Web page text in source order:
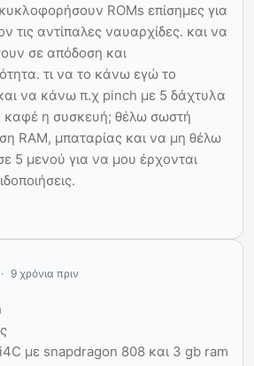
ROMs επίσημες για
τις αντίπαλες ναυαρχίδες. και να
σε απόδοση και
τι να το κάνω εγώ το
να κάνω π.χ pinch με 5 δάχτυλα
καφέ η συσκευή; θέλω σωστή
RAM, μπαταρίας και να μη θέλω
5 μενού για να μου έρχονται
9 χρόνια πριν
με snapdragon 808 και 3 gb ram